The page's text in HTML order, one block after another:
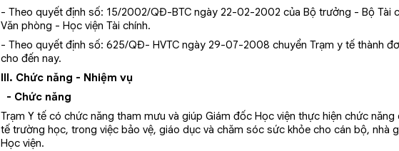
- Theo quyết định số: 15/2002/QĐ-BTC ngày 22-02-2002 của Bộ trưởng - Bộ Tài
Văn phòng - Học viện Tài chính.
- Theo quyết định số: 625/QĐ- HVTC ngày 29-07-2008 chuyển Trạm y tế thành
cho đến nay.
III. Chức năng - Nhiệm vụ
- Chức năng
Trạm Y tế có chức năng tham mưu và giúp Giám đốc Học viện thực hiện chức
tế trường học, trong việc bảo vệ, giáo dục và chăm sóc sức khỏe cho cán bộ, nhà
Học viện.